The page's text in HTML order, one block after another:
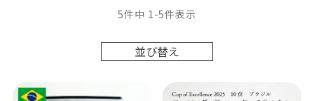
並び替え
5件中 1 -5件表示